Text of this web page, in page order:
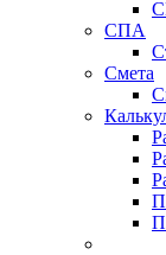
СПА
Смета